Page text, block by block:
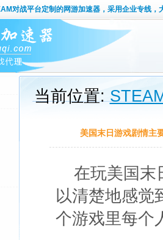
对战平台定制的网游加速器，采用企业专线，
当前位置:
美国末日游戏剧情主
在玩美国末
以清楚地感觉
个游戏里每个